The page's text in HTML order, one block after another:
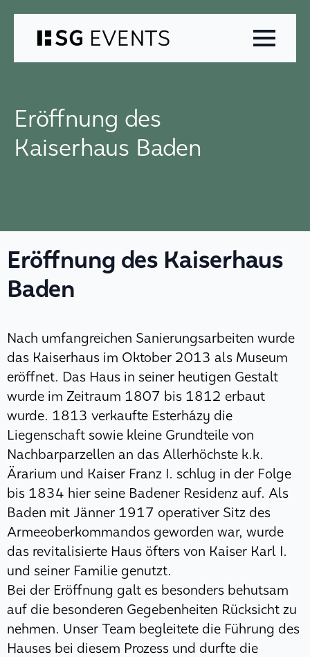
springen
Eröffnung des
Kaiserhaus Baden
Eröffnung des Kaiserhaus
Baden
Nach umfangreichen Sanierungsarbeiten wurde
das Kaiserhaus im Oktober 2013 als Museum
eröffnet. Das Haus in seiner heutigen Gestalt
wurde im Zeitraum 1807 bis 1812 erbaut
wurde. 1813 verkaufte Esterházy die
Liegenschaft sowie kleine Grundteile von
Nachbarparzellen an das Allerhöchste k.k.
Ärarium und Kaiser Franz I. schlug in der Folge
bis 1834 hier seine Badener Residenz auf. Als
Baden mit Jänner 1917 operativer Sitz des
Armeeoberkommandos geworden war, wurde
das revitalisierte Haus öfters von Kaiser Karl I.
und seiner Familie genutzt.
Bei der Eröffnung galt es besonders behutsam
auf die besonderen Gegebenheiten Rücksicht zu
nehmen. Unser Team begleitete die Führung des
Hauses bei diesem Prozess und durfte die